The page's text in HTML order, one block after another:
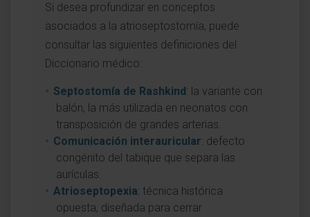
Si desea profundizar en conceptos
asociados a la atrioseptostomía, puede
consultar las siguientes definiciones del
Diccionario médico:
Septostomía de Rashkind: la variante con
balón, la más utilizada en neonatos con
transposición de grandes arterias.
Comunicación interauricular: defecto
congénito del tabique que separa las
aurículas.
Atrioseptopexia: técnica histórica
opuesta, diseñada para cerrar